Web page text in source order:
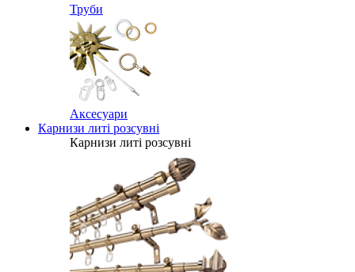
Труби
Аксесуари
Карнизи литі розсувні
Карнизи литі розсувні